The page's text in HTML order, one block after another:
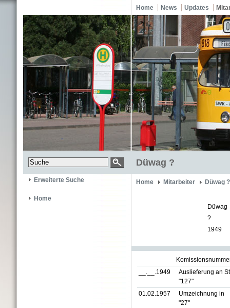
Home News Updates
Düwag ?
Erweiterte Suche
Home
Home Mitarbeiter Düwag ?
Düwag
?
1949
__.__.1949
Auslieferung an
"127"
01.02.1957
Umzeichnung in
"27"